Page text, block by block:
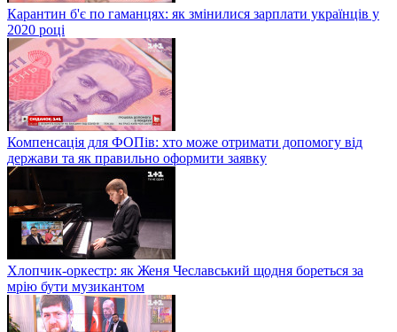
Карантин б'є по гаманцях: як змінилися зарплати українців у
2020 році
Компенсація для ФОПів: хто може отримати допомогу від
держави та як правильно оформити заявку
Хлопчик-оркестр: як Женя Чеславський щодня бореться за
мрію бути музикантом